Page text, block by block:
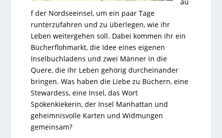
f der Nordseeinsel, um ein paar Tage
runterzufahren und zu überlegen, wie ihr
Leben weitergehen soll. Dabei kommen ihr ein
Bücherflohmarkt, die Idee eines eigenen
Inselbuchladens und zwei Männer in die
Quere, die ihr Leben gehörig durcheinander
bringen. Was haben die Liebe zu Büchern, eine
Stewardess, eine Insel, das Wort
Spökenkiekerin, der Insel Manhattan und
geheimnisvolle Karten und Widmungen
gemeinsam?